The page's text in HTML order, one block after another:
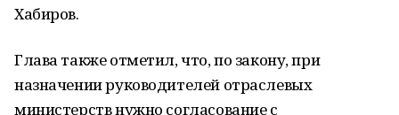
Хабиров.
Глава также отметил, что, по закону, при
назначении руководителей отраслевых
министерств нужно согласование с